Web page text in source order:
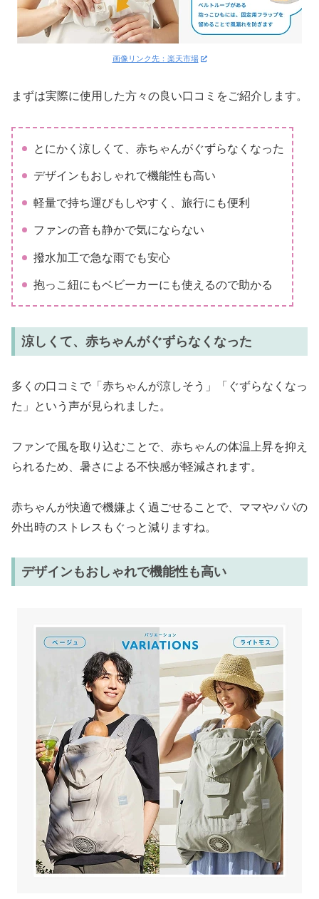
画像リンク先：楽天市場
まずは実際に使用した方々の良い口コミをご紹介します。
とにかく涼しくて、赤ちゃんがぐずらなくなった
デザインもおしゃれで機能性も高い
軽量で持ち運びもしやすく、旅行にも便利
ファンの音も静かで気にならない
撥水加工で急な雨でも安心
抱っこ紐にもベビーカーにも使えるので助かる
涼しくて、赤ちゃんがぐずらなくなった
多くの口コミで「赤ちゃんが涼しそう」「ぐずらなくなっ
た」という声が見られました。
ファンで風を取り込むことで、赤ちゃんの体温上昇を抑え
られるため、暑さによる不快感が軽減されます。
赤ちゃんが快適で機嫌よく過ごせることで、ママやパパの
外出時のストレスもぐっと減りますね。
デザインもおしゃれで機能性も高い